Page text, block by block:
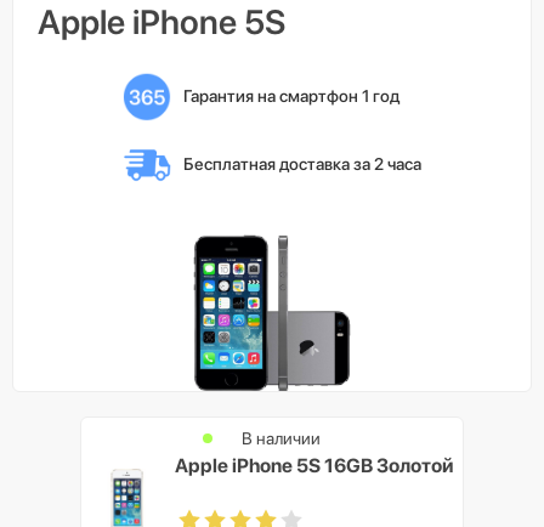
Apple iPhone 5S
Гарантия на смартфон 1 год
Бесплатная доставка за 2 часа
Apple iPhone 5S 16GB Золотой
В наличии